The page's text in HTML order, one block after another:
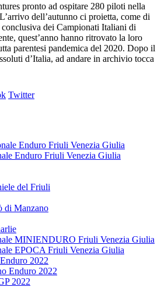
pronto ad ospitare 280 piloti nella
dell’autunno ci proietta, come di
conclusiva dei Campionati Italiani di
quest’anno hanno ritrovato la loro
parentesi pandemica del 2020. Dopo il
d’Italia, ad andare in archivio tocca
Twitter
Enduro Friuli Venezia Giulia
Enduro Friuli Venezia Giulia
del Friuli
di Manzano
MINIENDURO Friuli Venezia Giulia
EPOCA Friuli Venezia Giulia
2022
Enduro 2022
2022